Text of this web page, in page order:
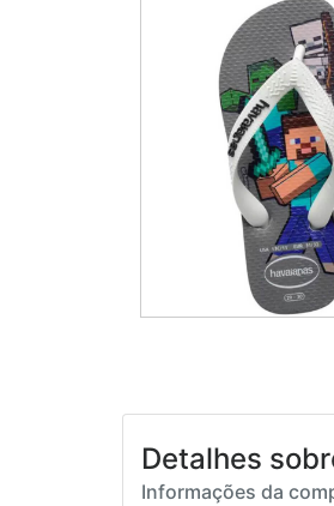
Detalhes
Informações da